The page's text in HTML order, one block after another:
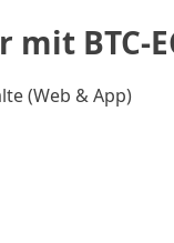
mit BTC-
(Web & App)